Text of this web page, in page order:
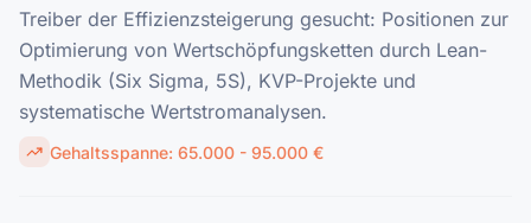
Treiber der Effizienzsteigerung gesucht: Positionen zur
Optimierung von Wertschöpfungsketten durch Lean-
Methodik (Six Sigma, 5S), KVP-Projekte und
systematische Wertstromanalysen.
Gehaltsspanne: 65.000 - 95.000 €